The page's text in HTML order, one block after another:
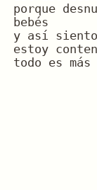
porque
bebés
y así
estoy
todo es más